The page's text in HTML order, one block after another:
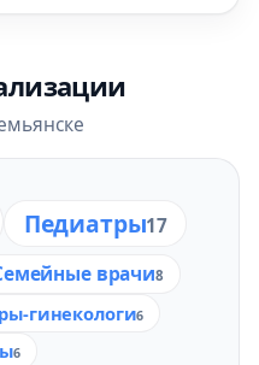
Педиатры17
врачи8
гинекологи6
6